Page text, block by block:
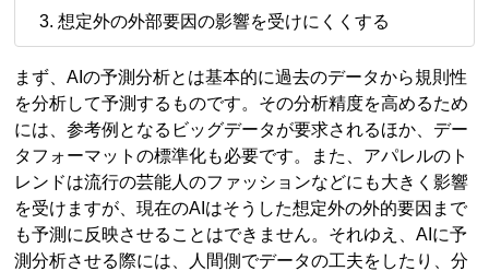
想定外の外部要因の影響を受けにくくする
まず、AIの予測分析とは基本的に過去のデータから規則性
を分析して予測するものです。その分析精度を高めるため
には、参考例となるビッグデータが要求されるほか、デー
タフォーマットの標準化も必要です。また、アパレルのト
レンドは流行の芸能人のファッションなどにも大きく影響
を受けますが、現在のAIはそうした想定外の外的要因まで
も予測に反映させることはできません。それゆえ、AIに予
測分析させる際には、人間側でデータの工夫をしたり、分